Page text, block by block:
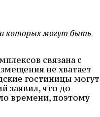
которых могут быть
связана с
не хватает
гостиницы могут
заявил, что до
времени, поэтому